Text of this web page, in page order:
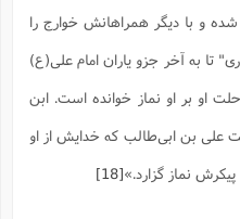
و با دیگر همراهانش خوارج را
تا به آخر جزو یاران امام علی(ع)
او بر او نماز خوانده است. ابن
على بن ابى‌طالب که خدایش از او
نماز گزارد.»[18]